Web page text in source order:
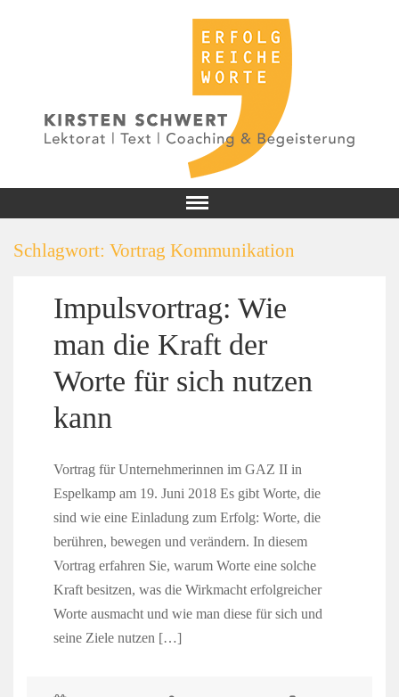
Schlagwort: Vortrag Kommunikation
Impulsvortrag: Wie
man die Kraft der
Worte für sich nutzen
kann
Vortrag für Unternehmerinnen im GAZ II in
Espelkamp am 19. Juni 2018 Es gibt Worte, die
sind wie eine Einladung zum Erfolg: Worte, die
berühren, bewegen und verändern. In diesem
Vortrag erfahren Sie, warum Worte eine solche
Kraft besitzen, was die Wirkmacht erfolgreicher
Worte ausmacht und wie man diese für sich und
seine Ziele nutzen […]